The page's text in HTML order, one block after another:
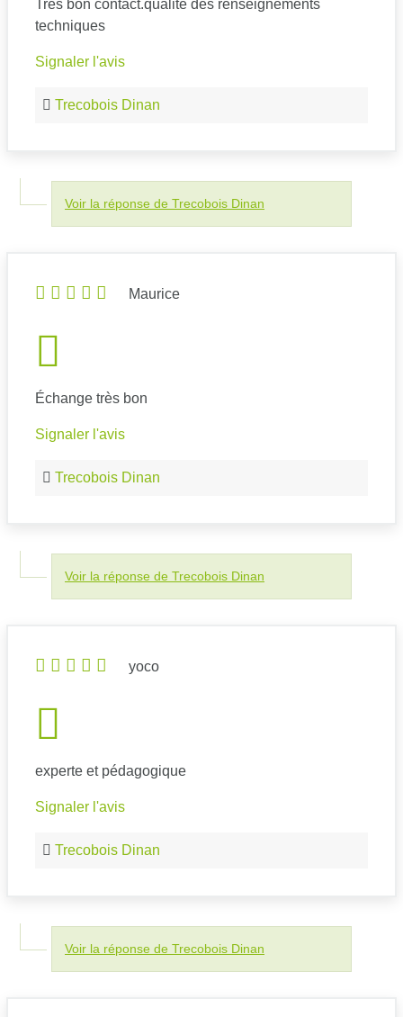
Très bon contact.qualite des renseignements
techniques
Signaler l'avis
Trecobois Dinan
Voir la réponse de Trecobois Dinan
Maurice
Échange très bon
Signaler l'avis
Trecobois Dinan
Voir la réponse de Trecobois Dinan
yoco
experte et pédagogique
Signaler l'avis
Trecobois Dinan
Voir la réponse de Trecobois Dinan